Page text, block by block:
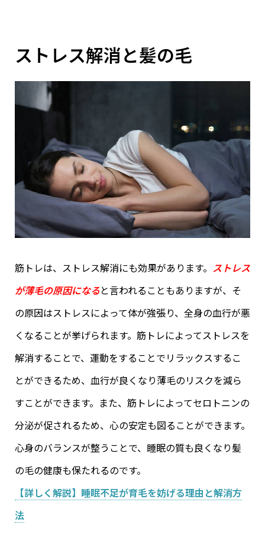
ストレス解消と髪の毛
筋トレは、ストレス解消にも効果があります。 ストレス
が薄毛の原因になると言われることもありますが、そ
の原因はストレスによって体が強張り、全身の血行が悪
くなることが挙げられます。筋トレによってストレスを
解消することで、運動をすることでリラックスするこ
とができるため、血行が良くなり薄毛のリスクを減ら
すことができます。また、筋トレによってセロトニンの
分泌が促されるため、心の安定も図ることができます。
心身のバランスが整うことで、睡眠の質も良くなり髪
の毛の健康も保たれるのです。
【詳しく解説】睡眠不足が育毛を妨げる理由と解消方
法